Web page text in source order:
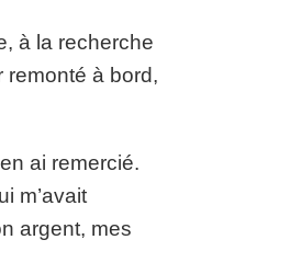
à la recherche
remonté à bord,
ai remercié.
m’avait
argent, mes